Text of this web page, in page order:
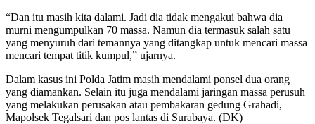
“Dan itu masih kita dalami. Jadi dia tidak mengakui bahwa dia
murni mengumpulkan 70 massa. Namun dia termasuk salah satu
yang menyuruh dari temannya yang ditangkap untuk mencari massa
mencari tempat titik kumpul,” ujarnya.
Dalam kasus ini Polda Jatim masih mendalami ponsel dua orang
yang diamankan. Selain itu juga mendalami jaringan massa perusuh
yang melakukan perusakan atau pembakaran gedung Grahadi,
Mapolsek Tegalsari dan pos lantas di Surabaya. (DK)